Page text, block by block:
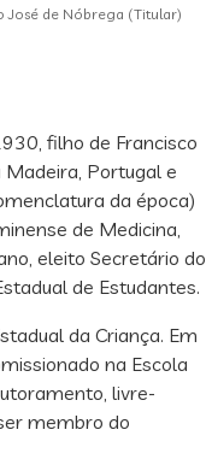
José de Nóbrega (Titular)
filho de Francisco
Portugal e
da época)
de Medicina,
eleito Secretário do
de Estudantes.
da Criança. Em
na Escola
livre-
membro do